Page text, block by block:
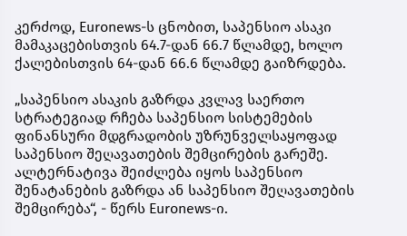
კერძოდ, Euronews-ს ცნობით, საპენსიო ასაკი
მამაკაცებისთვის 64.7-დან 66.7 წლამდე, ხოლო
ქალებისთვის 64-დან 66.6 წლამდე გაიზრდება.
„საპენსიო ასაკის გაზრდა კვლავ საერთო
სტრატეგიად რჩება საპენსიო სისტემების
ფინანსური მდგრადობის უზრუნველსაყოფად
საპენსიო შეღავათების შემცირების გარეშე.
ალტერნატივა შეიძლება იყოს საპენსიო
შენატანების გაზრდა ან საპენსიო შეღავათების
შემცირება“, - წერს Euronews-ი.